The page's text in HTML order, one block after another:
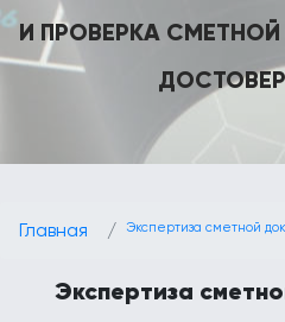
И ПРОВЕРКА
Главная Экспертиза сметной
Экспертиза